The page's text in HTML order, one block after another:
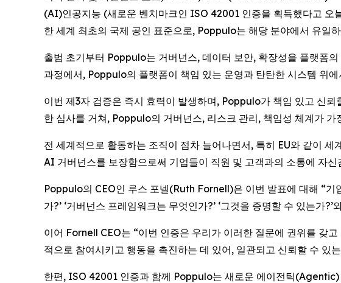
(AI)인공지능 (새로운 벤치마크인 ISO 42001 인증을 획득했다고
한 세계 최초의 국제 공인 표준으로, Poppulo는 해당 분야에서 유일
출범 초기부터 Poppulo는 거버넌스, 데이터 보안, 확장성을 플랫폼
과정에서, Poppulo의 플랫폼이 책임 있는 운영과 탄탄한 시스템 위
이번 제3자 검증은 즉시 효력이 발생하며, Poppulo가 책임 있고 신
한 심사를 거쳐, Poppulo의 거버넌스, 리스크 관리, 책임성 체계가
전 세계적으로 활동하는 조직이 점차 늘어나면서, 특히 EU와 같이
AI 거버넌스를 보장함으로써 기업들이 직원 및 고객과의 소통에 자
Poppulo의 CEO인 루스 포넬(Ruth Fornell)은 이번 발표에 대해 “기
가?’ ‘거버넌스 프레임워크는 무엇인가?’ ‘그것을 증명할 수 있는가
이어 Fornell CEO는 “이번 인증은 우리가 이러한 질문에 권위를 갖
적으로 참여시키고 행동을 촉진하는 데 있어, 일관되고 신뢰할 수 있
한편, ISO 42001 인증과 함께 Poppulo는 새로운 에이전틱